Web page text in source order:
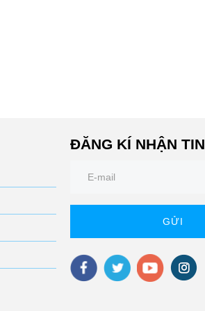
ĐĂNG KÍ NHẬN TIN
GỬI